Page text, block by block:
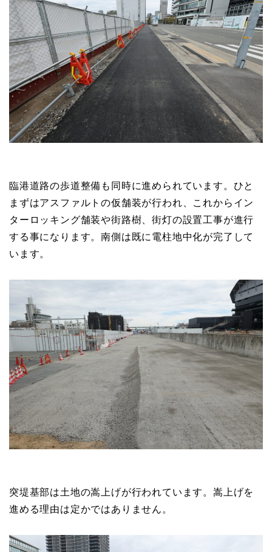
臨港道路の歩道整備も同時に進められています。ひと
まずはアスファルトの仮舗装が行われ、これからイン
ターロッキング舗装や街路樹、街灯の設置工事が進行
する事になります。南側は既に電柱地中化が完了して
います。
突堤基部は土地の嵩上げが行われています。嵩上げを
進める理由は定かではありません。